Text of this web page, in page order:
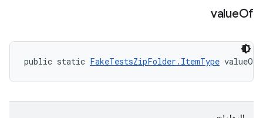
valueOf
public static FakeTestsZipFolder.ItemType valueOf